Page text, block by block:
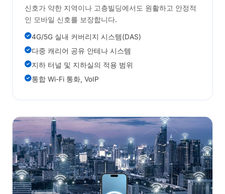
신호가 약한 지역이나 고층빌딩에서도 원활하고 안정적
인 모바일 신호를 보장합니다.
4G/5G 실내 커버리지 시스템(DAS)
다중 캐리어 공유 안테나 시스템
지하 터널 및 지하실의 적용 범위
통합 Wi-Fi 통화, VoIP